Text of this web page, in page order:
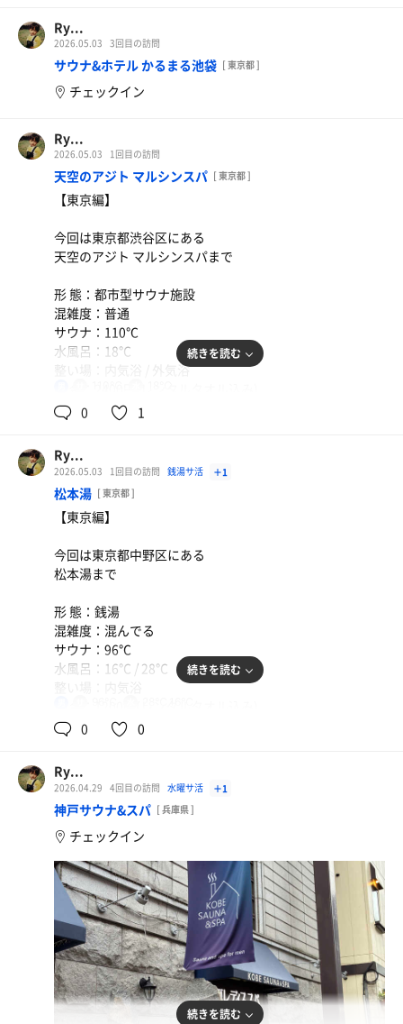
パンケーキ
トマトサンラータンメン
①日本一に輝いた銭湯サウナ施設
②30分に1回行われるアロマロウリュサービス
③サ室→水風呂→外気浴スペースの動線が完璧
④外気浴は心地よい風が吹いており、市街地にあるため喧
騒はなくものすごく没入しやすい
感想：日本一って書いてあるのも頷ける！大衆銭湯でこの
クオリティはエグい(ホンマに語彙力失う)！個人的には大
衆銭湯なら改良湯と堀田湯が同率１位、次に黄金湯って感
じでした！
#サウナ #サウナイキタイ #サ活 #サウナ好きと繋がりたい
#堀田湯
ポカリスエット
Ry...
2026.05.03 3回目の訪問
サウナ&ホテル かるまる池袋 [ 東京都 ]
チェックイン
Ry...
2026.05.03 1回目の訪問
天空のアジト マルシンスパ [ 東京都 ]
【東京編】
今回は東京都渋谷区にある
天空のアジト マルシンスパまで
形 態：都市型サウナ施設
混雑度：普通
サウナ：110℃
水風呂：18℃
整い場：内気浴 / 外気浴
サ 飯：なし
①サ道の聖地でありGWながらも空いていた
②サ室には軽いリクライニングスペースあり(入室して右
側)
③内気浴はビル風がありめちゃくちゃ気持ちいい
④外気浴は非常階段？のスペースを有効活用していてGW
える
⑤水風呂は柔らかくて心地よい
感想：全国的な評価は高くないけど個人的にはめちゃくち
ゃ良かった
#サウナ #サウナイキタイ #サ活 #サウナ好きと繋がりたい
続きを読む
0 1
Ry...
2026.05.03 1回目の訪問 銭湯サ活 ＋1
松本湯 [ 東京都 ]
【東京編】
今回は東京都中野区にある
松本湯まで
形 態：銭湯
混雑度：混んでる
サウナ：96℃
水風呂：16℃ / 28℃
サ 飯：大盛軒
①町の銭湯サウナ
②日曜は朝からやってるため9時くらいに行っが既に混ん
でる
③整いゴザ？は微風が吹いてて心地よい
④整い椅子は更衣室に設置があるものの混雑してて使えた
ら運が良い
感想：やっぱり東京の銭湯サウナレベル高い！！！
#サウナ #サウナイキタイ #サ活 #サウナ好きと繋がりたい
#松本湯
続きを読む
0 0
Ry...
2026.04.29 4回目の訪問 水曜サ活 ＋1
神戸サウナ&スパ [ 兵庫県 ]
チェックイン
続きを読む